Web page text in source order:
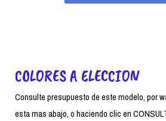
COLORES A ELECCION
Consulte presupuesto de este modelo, por
esta mas abajo, o haciendo clic en